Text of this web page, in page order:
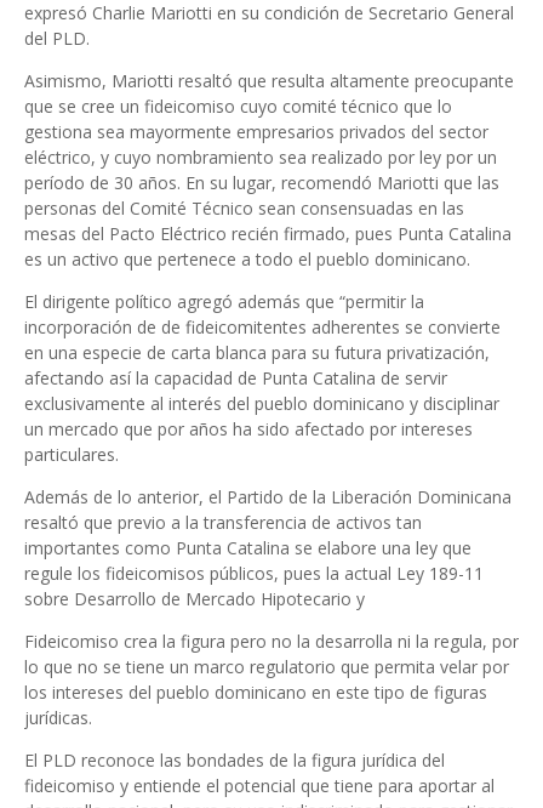
expresó Charlie Mariotti en su condición de Secretario General
del PLD.
Asimismo, Mariotti resaltó que resulta altamente preocupante
que se cree un fideicomiso cuyo comité técnico que lo
gestiona sea mayormente empresarios privados del sector
eléctrico, y cuyo nombramiento sea realizado por ley por un
período de 30 años. En su lugar, recomendó Mariotti que las
personas del Comité Técnico sean consensuadas en las
mesas del Pacto Eléctrico recién firmado, pues Punta Catalina
es un activo que pertenece a todo el pueblo dominicano.
El dirigente político agregó además que “permitir la
incorporación de de fideicomitentes adherentes se convierte
en una especie de carta blanca para su futura privatización,
afectando así la capacidad de Punta Catalina de servir
exclusivamente al interés del pueblo dominicano y disciplinar
un mercado que por años ha sido afectado por intereses
particulares.
Además de lo anterior, el Partido de la Liberación Dominicana
resaltó que previo a la transferencia de activos tan
importantes como Punta Catalina se elabore una ley que
regule los fideicomisos públicos, pues la actual Ley 189-11
sobre Desarrollo de Mercado Hipotecario y
Fideicomiso crea la figura pero no la desarrolla ni la regula, por
lo que no se tiene un marco regulatorio que permita velar por
los intereses del pueblo dominicano en este tipo de figuras
jurídicas.
El PLD reconoce las bondades de la figura jurídica del
fideicomiso y entiende el potencial que tiene para aportar al